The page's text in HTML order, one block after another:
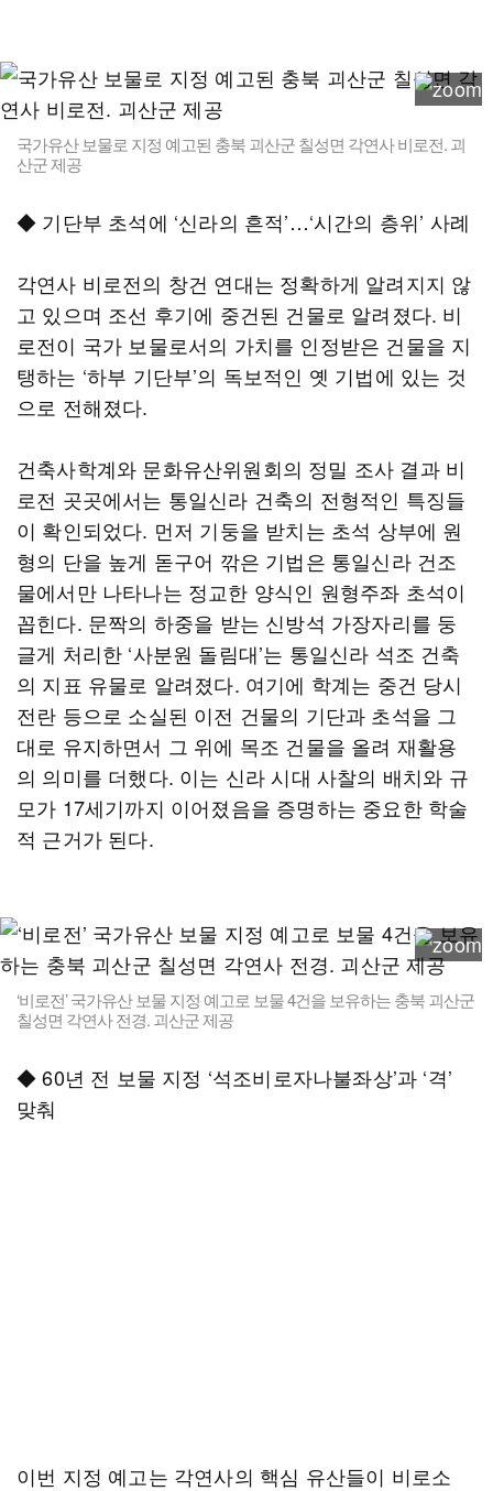
국가유산 보물로 지정 예고된 충북 괴산군 칠성면 각연사 비로전. 괴
산군 제공
◆ 기단부 초석에 ‘신라의 흔적’…‘시간의 층위’ 사례
각연사 비로전의 창건 연대는 정확하게 알려지지 않
고 있으며 조선 후기에 중건된 건물로 알려졌다. 비
로전이 국가 보물로서의 가치를 인정받은 건물을 지
탱하는 ‘하부 기단부’의 독보적인 옛 기법에 있는 것
으로 전해졌다.
건축사학계와 문화유산위원회의 정밀 조사 결과 비
로전 곳곳에서는 통일신라 건축의 전형적인 특징들
이 확인되었다. 먼저 기둥을 받치는 초석 상부에 원
형의 단을 높게 돋구어 깎은 기법은 통일신라 건조
물에서만 나타나는 정교한 양식인 원형주좌 초석이
꼽힌다. 문짝의 하중을 받는 신방석 가장자리를 둥
글게 처리한 ‘사분원 돌림대’는 통일신라 석조 건축
의 지표 유물로 알려졌다. 여기에 학계는 중건 당시
전란 등으로 소실된 이전 건물의 기단과 초석을 그
대로 유지하면서 그 위에 목조 건물을 올려 재활용
의 의미를 더했다. 이는 신라 시대 사찰의 배치와 규
모가 17세기까지 이어졌음을 증명하는 중요한 학술
적 근거가 된다.
‘비로전’ 국가유산 보물 지정 예고로 보물 4건을 보유하는 충북 괴산군
칠성면 각연사 전경. 괴산군 제공
◆ 60년 전 보물 지정 ‘석조비로자나불좌상’과 ‘격’
맞춰
이번 지정 예고는 각연사의 핵심 유산들이 비로소